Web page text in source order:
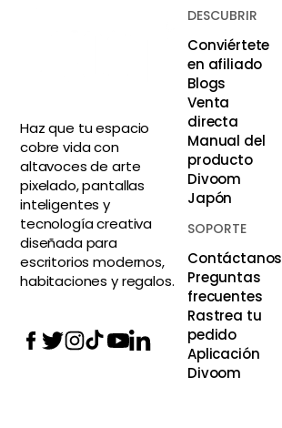
Haz que tu espacio
cobre vida con
altavoces de arte
pixelado, pantallas
inteligentes y
tecnología creativa
diseñada para
escritorios modernos,
habitaciones y regalos.
DESCUBRIR
Conviértete
en afiliado
Blogs
Venta
directa
Manual del
producto
Divoom
Japón
SOPORTE
Contáctanos
Preguntas
frecuentes
Rastrea tu
pedido
Aplicación
Divoom